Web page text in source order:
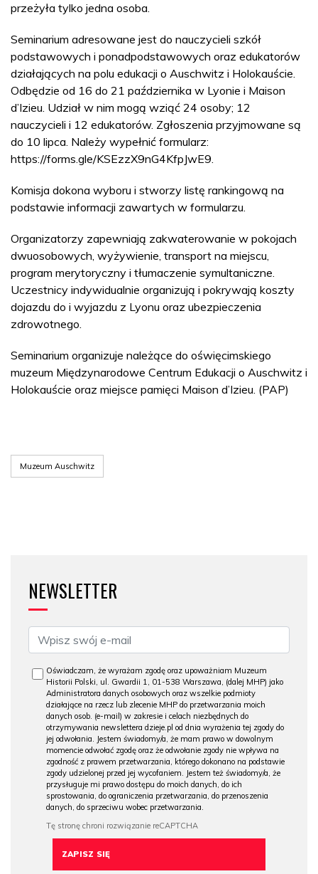
przeżyła tylko jedna osoba.
Seminarium adresowane jest do nauczycieli szkół
podstawowych i ponadpodstawowych oraz edukatorów
działających na polu edukacji o Auschwitz i Holokauście.
Odbędzie od 16 do 21 października w Lyonie i Maison
d’Izieu. Udział w nim mogą wziąć 24 osoby; 12
nauczycieli i 12 edukatorów. Zgłoszenia przyjmowane są
do 10 lipca. Należy wypełnić formularz:
https://forms.gle/KSEzzX9nG4KfpJwE9.
Komisja dokona wyboru i stworzy listę rankingową na
podstawie informacji zawartych w formularzu.
Organizatorzy zapewniają zakwaterowanie w pokojach
dwuosobowych, wyżywienie, transport na miejscu,
program merytoryczny i tłumaczenie symultaniczne.
Uczestnicy indywidualnie organizują i pokrywają koszty
dojazdu do i wyjazdu z Lyonu oraz ubezpieczenia
zdrowotnego.
Seminarium organizuje należące do oświęcimskiego
muzeum Międzynarodowe Centrum Edukacji o Auschwitz i
Holokauście oraz miejsce pamięci Maison d’Izieu. (PAP)
Muzeum Auschwitz
NEWSLETTER
Oświadczam, że wyrażam zgodę oraz upoważniam Muzeum
Historii Polski, ul. Gwardii 1, 01-538 Warszawa, (dalej MHP) jako
Administratora danych osobowych oraz wszelkie podmioty
działające na rzecz lub zlecenie MHP do przetwarzania moich
danych osob. (e-mail) w zakresie i celach niezbędnych do
otrzymywania newslettera dzieje.pl od dnia wyrażenia tej zgody do
jej odwołania. Jestem świadomy/a, że mam prawo w dowolnym
momencie odwołać zgodę oraz że odwołanie zgody nie wpływa na
zgodność z prawem przetwarzania, którego dokonano na podstawie
zgody udzielonej przed jej wycofaniem. Jestem też świadomy/a, że
przysługuje mi prawo dostępu do moich danych, do ich
sprostowania, do ograniczenia przetwarzania, do przenoszenia
danych, do sprzeciwu wobec przetwarzania.